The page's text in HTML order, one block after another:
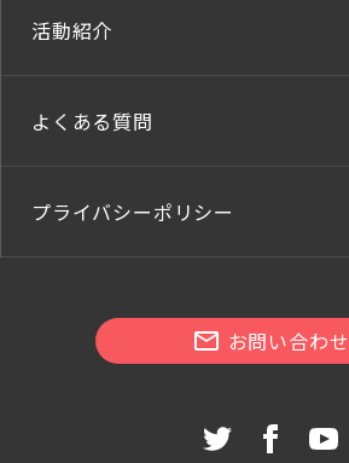
活動紹介
よくある質問
プライバシーポリシー
お問い合わせ